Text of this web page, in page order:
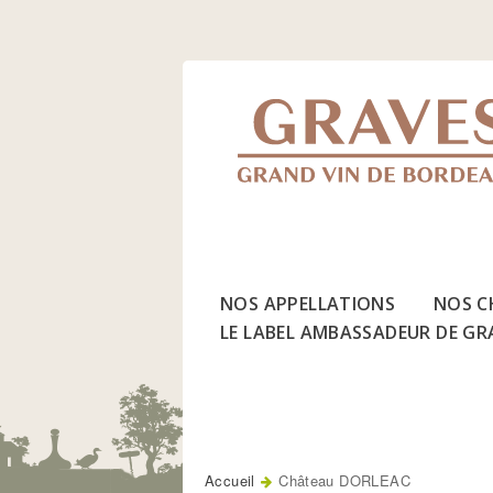
NOS APPELLATIONS NOS
LE LABEL AMBASSADEUR DE
Accueil Château DORLEAC